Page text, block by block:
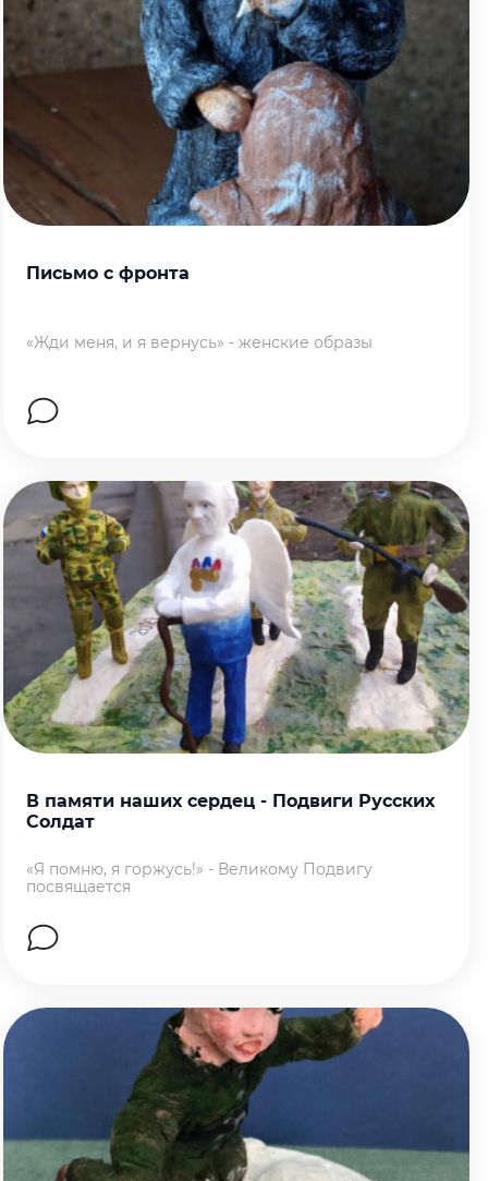
Письмо с фронта
«Жди меня, и я вернусь» - женские образы
В памяти наших сердец - Подвиги Русских
Солдат
«Я помню, я горжусь!» - Великому Подвигу
посвящается